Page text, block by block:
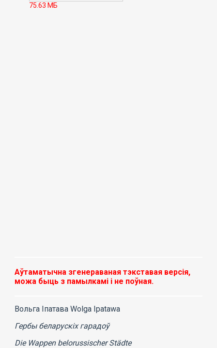
75.63 МБ
Вольга Іпатава Wolga Ipatawa
Гербы беларускіх гарадоў
Die Wappen belorussischer Städte
Аўтаматычна згенераваная тэкставая версія,
можа быць з памылкамі і не поўная.